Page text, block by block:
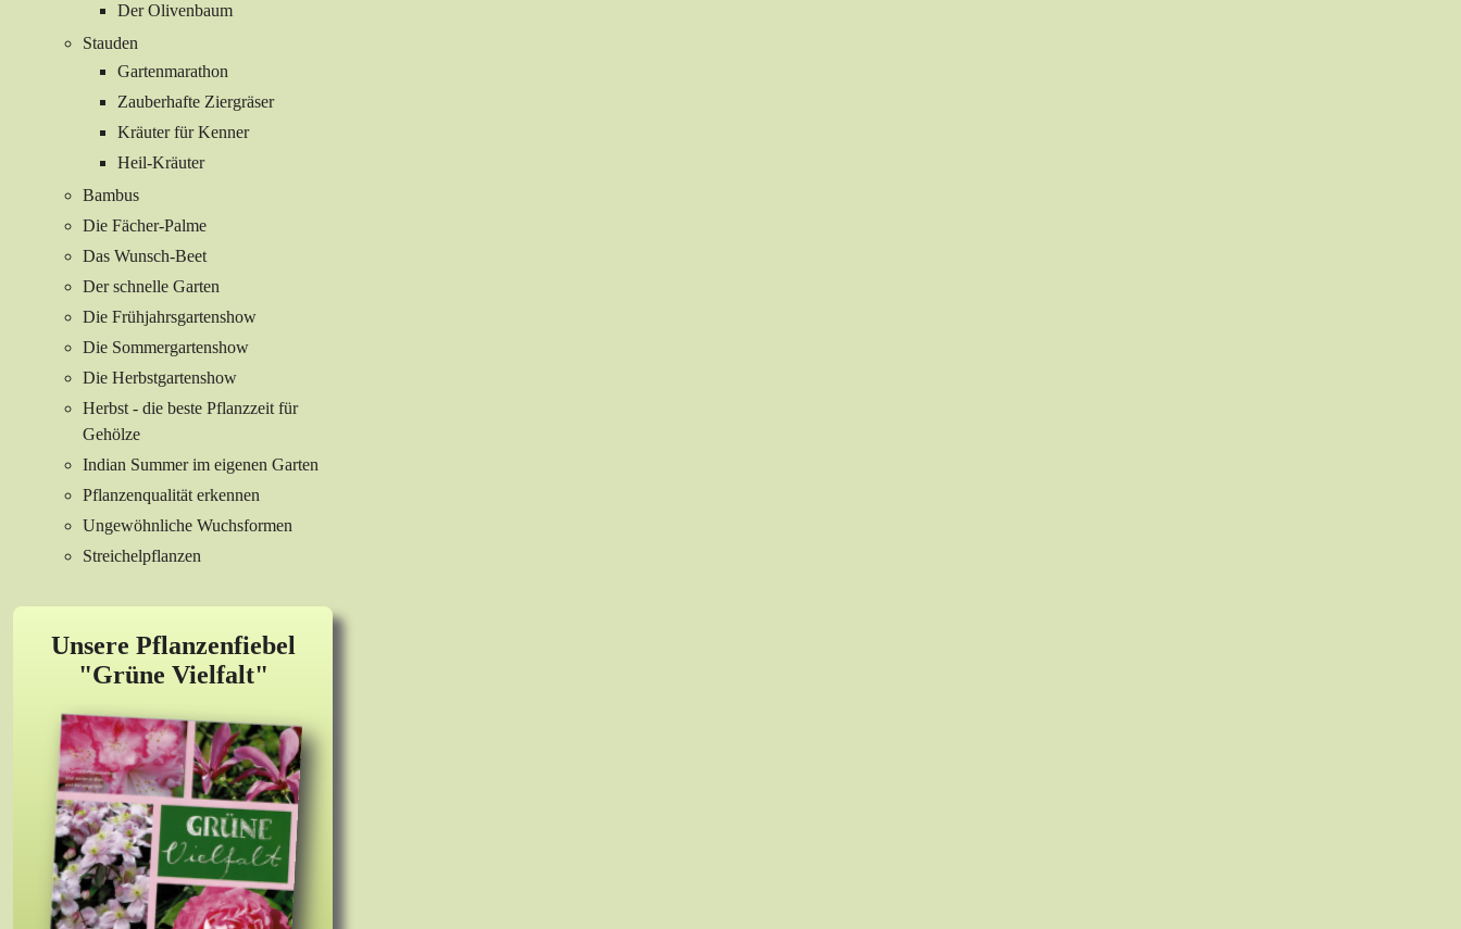
Der Olivenbaum
Stauden
Gartenmarathon
Zauberhafte Ziergräser
Kräuter für Kenner
Heil-Kräuter
Bambus
Die Fächer-Palme
Das Wunsch-Beet
Der schnelle Garten
Die Frühjahrsgartenshow
Die Sommergartenshow
Die Herbstgartenshow
Herbst - die beste Pflanzzeit für
Gehölze
Indian Summer im eigenen Garten
Pflanzenqualität erkennen
Ungewöhnliche Wuchsformen
Streichelpflanzen
Unsere Pflanzenfiebel
"Grüne Vielfalt"